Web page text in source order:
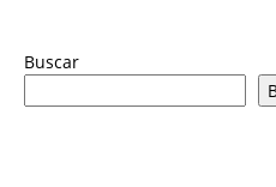
Buscar